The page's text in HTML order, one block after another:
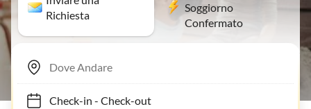
Richiesta
Soggiorno
Confermato
Check-in- Check-out